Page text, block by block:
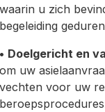
waarin u zich
begeleiding
• Doelgericht en
om uw
vechten voor uw